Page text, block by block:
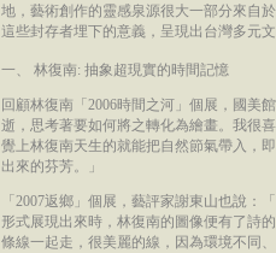
地，藝術創作的靈感泉源很大一部分來自
這些封存者埋下的意義，呈現出台灣多元
一、 林復南: 抽象超現實的時間記憶
回顧林復南「2006時間之河」個展，國美
逝，思考著要如何將之轉化為繪畫。我很
覺上林復南天生的就能把自然節氣帶入，
出來的芬芳。」
「2007返鄉」個展，藝評家謝東山也說
形式展現出來時，林復南的圖像便有了詩
條線一起走，很美麗的線，因為環境不同